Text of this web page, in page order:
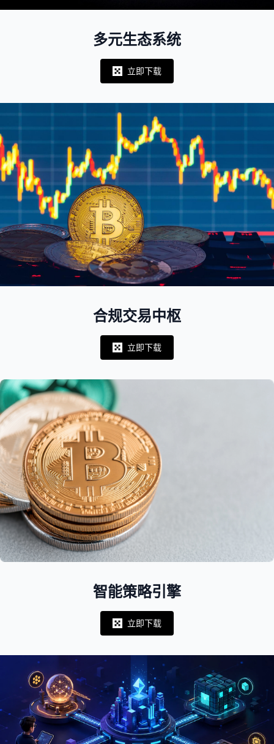
多元生态系统
Notifications
立即下载
合规交易中枢
Notifications
立即下载
智能策略引擎
Notifications
立即下载